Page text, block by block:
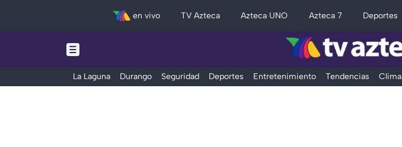
en vivo TV Azteca Azteca UNO Azteca 7 Deportes
La Laguna Durango Seguridad Deportes Entretenimiento Tendencias Clima